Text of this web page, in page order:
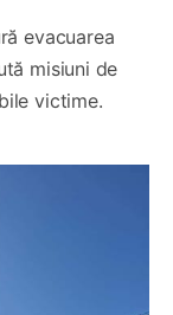
evacuarea
misiuni de
victime.